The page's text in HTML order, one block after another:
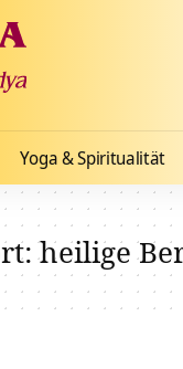
Yoga & Spiritualität
heilige